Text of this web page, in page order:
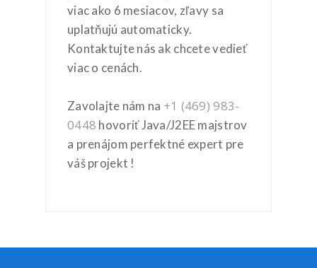
viac ako 6 mesiacov, zľavy sa
uplatňujú automaticky.
Kontaktujte nás ak chcete vedieť
viac o cenách.
Zavolajte nám na +1 (469) 983-
0448 hovoriť Java/J2EE majstrov
a prenájom perfektné expert pre
váš projekt !